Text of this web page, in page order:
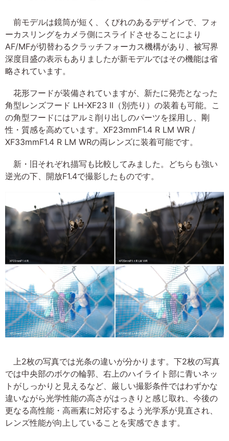
前モデルは鏡筒が短く、くびれのあるデザインで、フォ
ーカスリングをカメラ側にスライドさせることにより
AF/MFが切替わるクラッチフォーカス機構があり、被写界
深度目盛の表示もありましたが新モデルではその機能は省
略されています。
花形フードが装備されていますが、新たに発売となった
角型レンズフード LH-XF23 II（別売り）の装着も可能。こ
の角型フードにはアルミ削り出しのパーツを採用し、剛
性・質感を高めています。XF23mmF1.4 R LM WR /
XF33mmF1.4 R LM WRの両レンズに装着可能です。
新・旧それぞれ描写も比較してみました。どちらも強い
逆光の下、開放F1.4で撮影したものです。
上2枚の写真では光条の違いが分かります。下2枚の写真
では中央部のボケの輪郭、右上のハイライト部に青いネッ
トがしっかりと見えるなど、厳しい撮影条件ではわずかな
違いながら光学性能の高さがはっきりと感じ取れ、今後の
更なる高性能・高画素に対応するよう光学系が見直され、
レンズ性能が向上していることを実感できます。